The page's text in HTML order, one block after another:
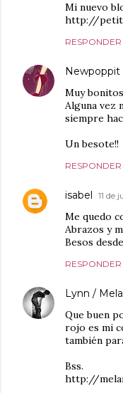
Mi nuevo
http://
RESPONDER
Newpoppit
Muy
Alguna vez
siempre
Un besote!!
RESPONDER
isabel 11 de
Me quedo
Abrazos y
Besos
RESPONDER
Lynn /
Que buen
rojo es mi
también
Bss.
http://